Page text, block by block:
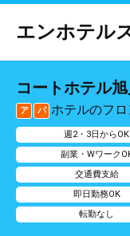
エンホテル
コートホテル旭
ア パ ホテルのフ
週2・3日からOK
副業・Wワーク
交通費支給
即日勤務OK
転勤なし